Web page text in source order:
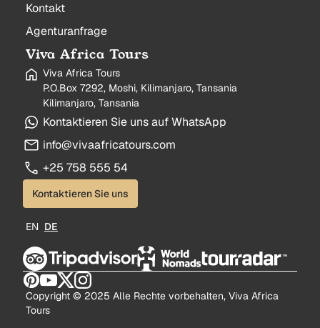
Kontakt
Agenturanfrage
Viva Africa Tours
Viva Africa Tours
P.O.Box 7292, Moshi, Kilimanjaro, Tansania
Kilimanjaro, Tansania
Kontaktieren Sie uns auf WhatsApp
info@vivaafricatours.com
+25 758 555 54
Kontaktieren Sie uns
EN DE
Copyright © 2025 Alle Rechte vorbehalten, Viva Africa
Tours